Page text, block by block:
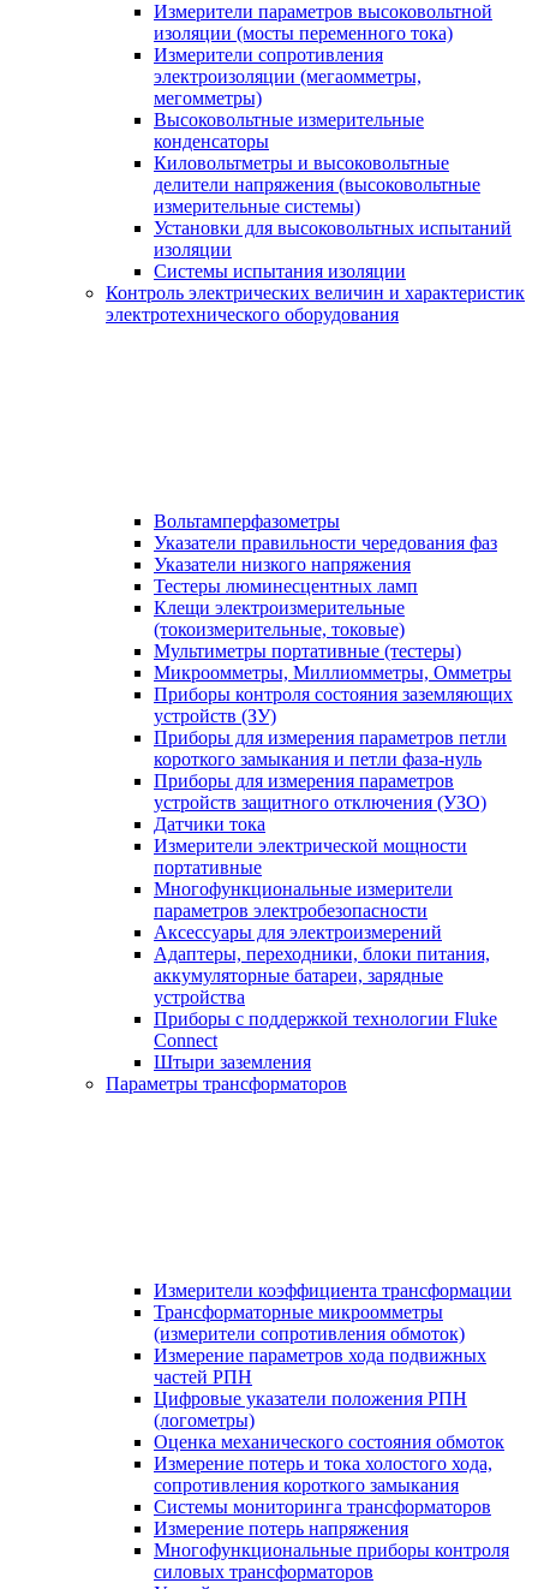
Измерители параметров высоковольтной
изоляции (мосты переменного тока)
Измерители сопротивления
электроизоляции (мегаомметры,
мегомметры)
Высоковольтные измерительные
конденсаторы
Киловольтметры и высоковольтные
делители напряжения (высоковольтные
измерительные системы)
Установки для высоковольтных испытаний
изоляции
Системы испытания изоляции
Контроль электрических величин и характеристик
электротехнического оборудования
Вольтамперфазометры
Указатели правильности чередования фаз
Указатели низкого напряжения
Тестеры люминесцентных ламп
Клещи электроизмерительные
(токоизмерительные, токовые)
Мультиметры портативные (тестеры)
Микроомметры, Миллиомметры, Омметры
Приборы контроля состояния заземляющих
устройств (ЗУ)
Приборы для измерения параметров петли
короткого замыкания и петли фаза-нуль
Приборы для измерения параметров
устройств защитного отключения (УЗО)
Датчики тока
Измерители электрической мощности
портативные
Многофункциональные измерители
параметров электробезопасности
Аксессуары для электроизмерений
Адаптеры, переходники, блоки питания,
аккумуляторные батареи, зарядные
устройства
Приборы с поддержкой технологии Fluke
Connect
Штыри заземления
Параметры трансформаторов
Измерители коэффициента трансформации
Трансформаторные микроомметры
(измерители сопротивления обмоток)
Измерение параметров хода подвижных
частей РПН
Цифровые указатели положения РПН
(логометры)
Оценка механического состояния обмоток
Измерение потерь и тока холостого хода,
сопротивления короткого замыкания
Системы мониторинга трансформаторов
Измерение потерь напряжения
Многофункциональные приборы контроля
силовых трансформаторов